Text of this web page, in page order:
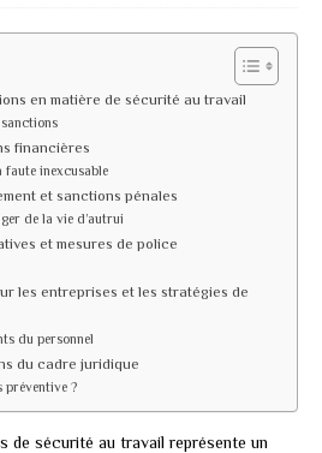
en matière de sécurité au travail
financières
inexcusable
et sanctions pénales
de la vie d’autrui
et mesures de police
les entreprises et les stratégies de
du personnel
du cadre juridique
préventive ?
de sécurité au travail représente un